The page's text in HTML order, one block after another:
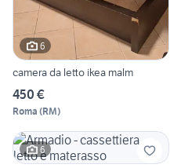
6
camera da letto ikea malm
450 €
Roma (RM)
6